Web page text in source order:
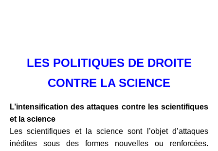
LES POLITIQUES DE DROITE
CONTRE LA SCIENCE
L’intensification des attaques contre les scientifiques
et la science
Les scientifiques et la science sont l’objet d’attaques
inédites sous des formes nouvelles ou renforcées.